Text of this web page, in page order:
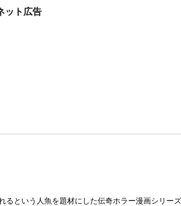
ット広告
という人魚を題材にした伝奇ホラー漫画シリーズ